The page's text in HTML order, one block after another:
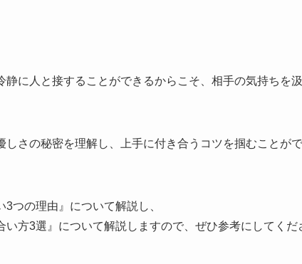
に人と接することができるからこそ、相手の気持ちを
さの秘密を理解し、上手に付き合うコツを掴むことが
つの理由』について解説し、
方3選』について解説しますので、ぜひ参考にしてくだ